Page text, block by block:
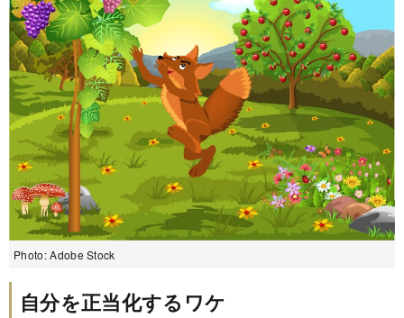
Photo: Adobe Stock
自分を正当化するワケ